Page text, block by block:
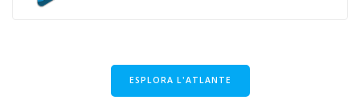
ESPLORA L'ATLANTE